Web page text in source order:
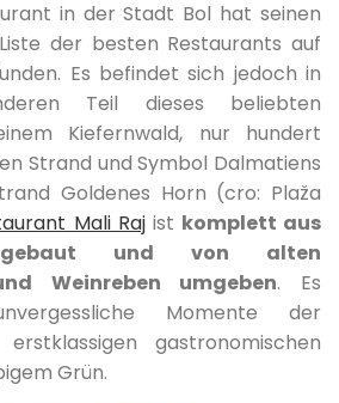
in der Stadt Bol hat seinen
der besten Restaurants auf
Es befindet sich jedoch in
Teil dieses beliebten
Kiefernwald, nur hundert
Strand und Symbol Dalmatiens
Goldenes Horn (cro: Plaža
Mali Rajist komplett aus
gebaut und von alten
Weinreben umgeben. Es
Momente der
gastronomischen
Grün.